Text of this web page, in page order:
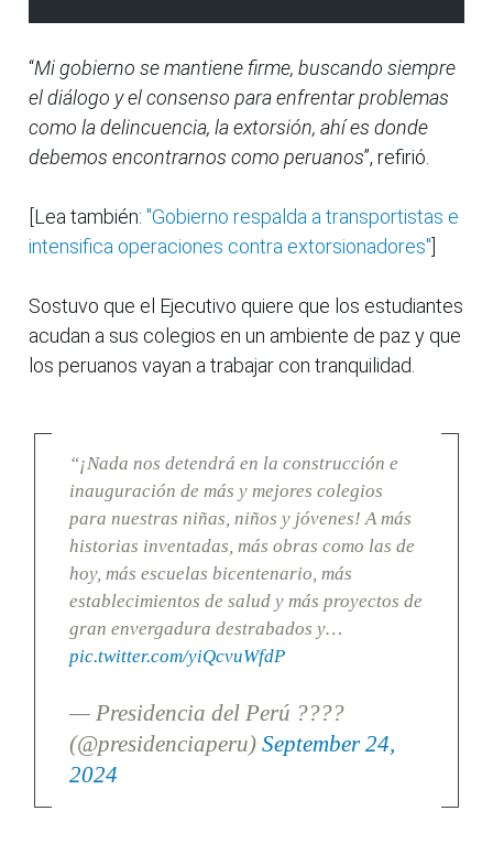
“Mi gobierno se mantiene firme, buscando siempre
el diálogo y el consenso para enfrentar problemas
como la delincuencia, la extorsión, ahí es donde
debemos encontrarnos como peruanos”, refirió.
[Lea también: "Gobierno respalda a transportistas e
intensifica operaciones contra extorsionadores"]
Sostuvo que el Ejecutivo quiere que los estudiantes
acudan a sus colegios en un ambiente de paz y que
los peruanos vayan a trabajar con tranquilidad.
“¡Nada nos detendrá en la construcción e
inauguración de más y mejores colegios
para nuestras niñas, niños y jóvenes! A más
historias inventadas, más obras como las de
hoy, más escuelas bicentenario, más
establecimientos de salud y más proyectos de
gran envergadura destrabados y…
pic.twitter.com/yiQcvuWfdP
— Presidencia del Perú ????
(@presidenciaperu) September 24,
2024